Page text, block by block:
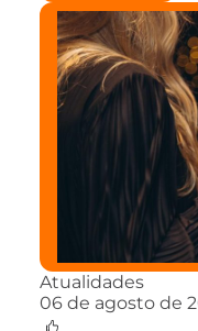
Atualidades
06 de agosto de